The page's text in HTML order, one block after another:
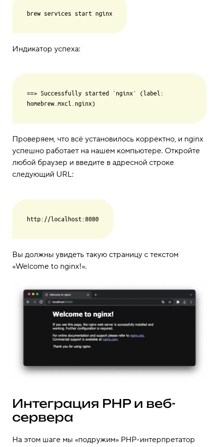
Индикатор успеха:
==> Successfully started `nginx` (label:
Проверяем, что всё установилось корректно, и nginx
успешно работает на нашем компьютере. Откройте
любой браузер и введите в адресной строке
следующий URL:
Вы должны увидеть такую страницу с текстом
«Welcome to nginx!».
Интеграция PHP и веб-
сервера
На этом шаге мы «подружим» PHP-интерпретатор